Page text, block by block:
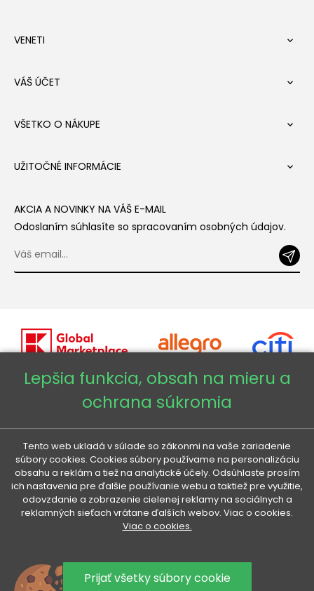
VENETI 
VÁŠ ÚČET 
VŠETKO O NÁKUPE 
UŽITOČNÉ INFORMÁCIE 
AKCIA A NOVINKY NA VÁŠ E-MAIL
Odoslaním súhlasíte so spracovaním osobných údajov.
Copyright © 2026 - Veneti™
Veneti SK
Veneti CZ
Veneti DE
Lepšia funkcia, obsah na mieru a
ochrana súkromia
Tento web ukladá v súlade so zákonmi na vaše zariadenie
súbory cookies. Cookies súbory používame na personalizáciu
obsahu a reklám a tiež na analytické účely. Odsúhlaste prosím
ich nastavenia pre ďalšie používanie webu a taktiež pre využitie,
odovzdanie a zobrazenie cielenej reklamy na sociálnych a
reklamných sieťach vrátane ďalších webov. Viac o cookies.
Viac o cookies.
Prijať všetky súbory cookie